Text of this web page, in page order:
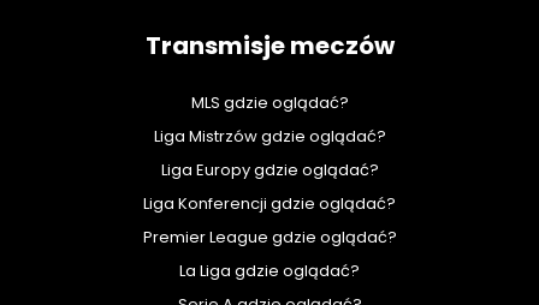
Transmisje meczów
MLS gdzie oglądać?
Liga Mistrzów gdzie oglądać?
Liga Europy gdzie oglądać?
Liga Konferencji gdzie oglądać?
Premier League gdzie oglądać?
La Liga gdzie oglądać?